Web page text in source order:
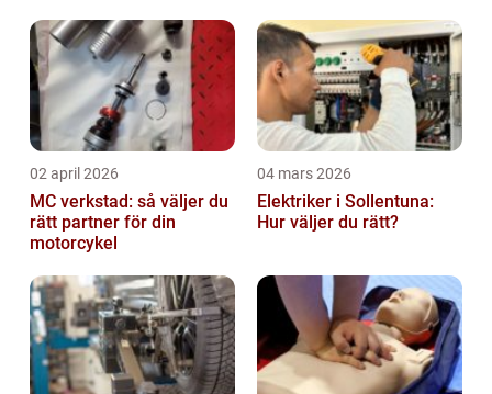
02 april 2026
MC verkstad: så väljer du
rätt partner för din
motorcykel
04 mars 2026
Elektriker i Sollentuna:
Hur väljer du rätt?